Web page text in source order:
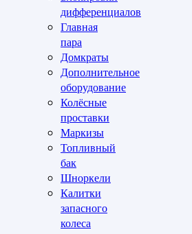
дифференциалов
Главная
пара
Домкраты
Дополнительное
оборудование
Колёсные
проставки
Маркизы
Топливный
бак
Шноркели
Калитки
запасного
колеса